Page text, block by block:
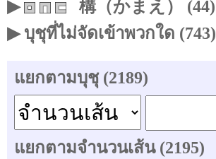
▶
構（かまえ） (44)
▶ บุชุที่ไม่จัดเข้าพวกใด (743)
แยกตามบุชุ (2189)
แยกตามจำนวนเส้น (2195)